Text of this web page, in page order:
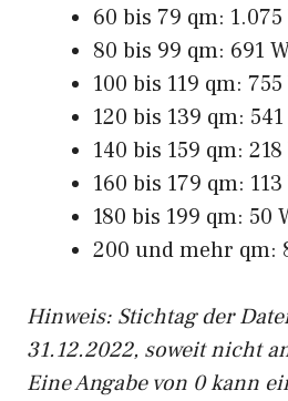
60 bis 79 qm:
80 bis 99 qm: 691
100 bis 119 qm:
120 bis 139 qm:
140 bis 159 qm:
160 bis 179 qm:
180 bis 199 qm: 50
200 und mehr qm:
Hinweis: Stichtag der
31.12.2022, soweit nicht
Eine Angabe von 0 kann